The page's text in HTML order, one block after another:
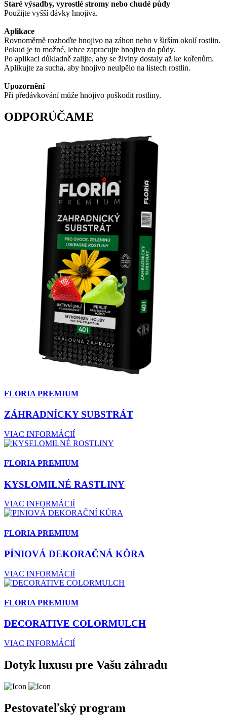
Staré výsadby, vyrostlé stromy nebo chudé půdy
Použijte vyšší dávky hnojiva.
Aplikace
Rovnoměrně rozhoďte hnojivo na záhon nebo v širším okolí rostlin.
Pokud je to možné, lehce zapracujte hnojivo do půdy.
Po aplikaci důkladně zalijte, aby se živiny dostaly až ke kořenům.
Aplikujte za sucha, aby hnojivo neulpělo na listech rostlin.
Upozornění
Při předávkování může hnojivo poškodit rostliny.
ODPORÚČAME
FLORIA PREMIUM
ZÁHRADNÍCKY SUBSTRÁT
VIAC INFORMÁCIÍ
FLORIA PREMIUM
KYSLOMILNÉ RASTLINY
VIAC INFORMÁCIÍ
FLORIA PREMIUM
PÍNIOVÁ DEKORAČNÁ KÔRA
VIAC INFORMÁCIÍ
FLORIA PREMIUM
DECORATIVE COLORMULCH
VIAC INFORMÁCIÍ
Dotyk luxusu pre Vašu záhradu
Pestovateľský program